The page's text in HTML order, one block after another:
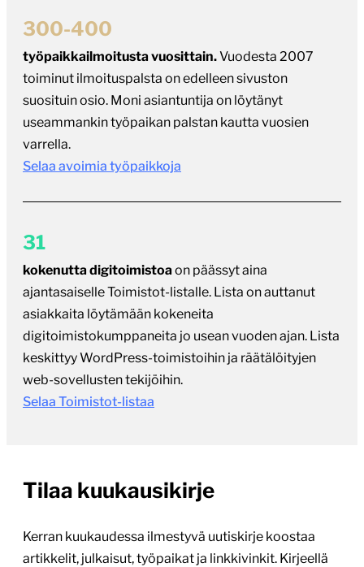
300-400
työpaikkailmoitusta vuosittain.Vuodesta 2007
toiminut ilmoituspalsta on edelleen sivuston
suosituin osio. Moni asiantuntija on löytänyt
useammankin työpaikan palstan kautta vuosien
varrella.
Selaa avoimia työpaikkoja
31
kokenutta digitoimistoaon päässyt aina
ajantasaiselle Toimistot-listalle. Lista on auttanut
asiakkaita löytämään kokeneita
digitoimistokumppaneita jo usean vuoden ajan. Lista
keskittyy WordPress-toimistoihin ja räätälöityjen
web-sovellusten tekijöihin.
Selaa Toimistot-listaa
Tilaa kuukausikirje
Kerran kuukaudessa ilmestyvä uutiskirje koostaa
artikkelit, julkaisut, työpaikat ja linkkivinkit. Kirjeellä